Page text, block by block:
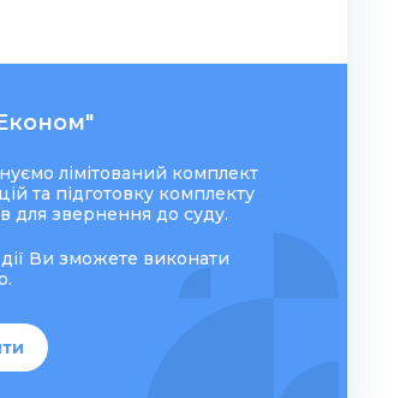
лімітований комплект
та підготовку комплекту
для звернення до суду.
Ви зможете виконати